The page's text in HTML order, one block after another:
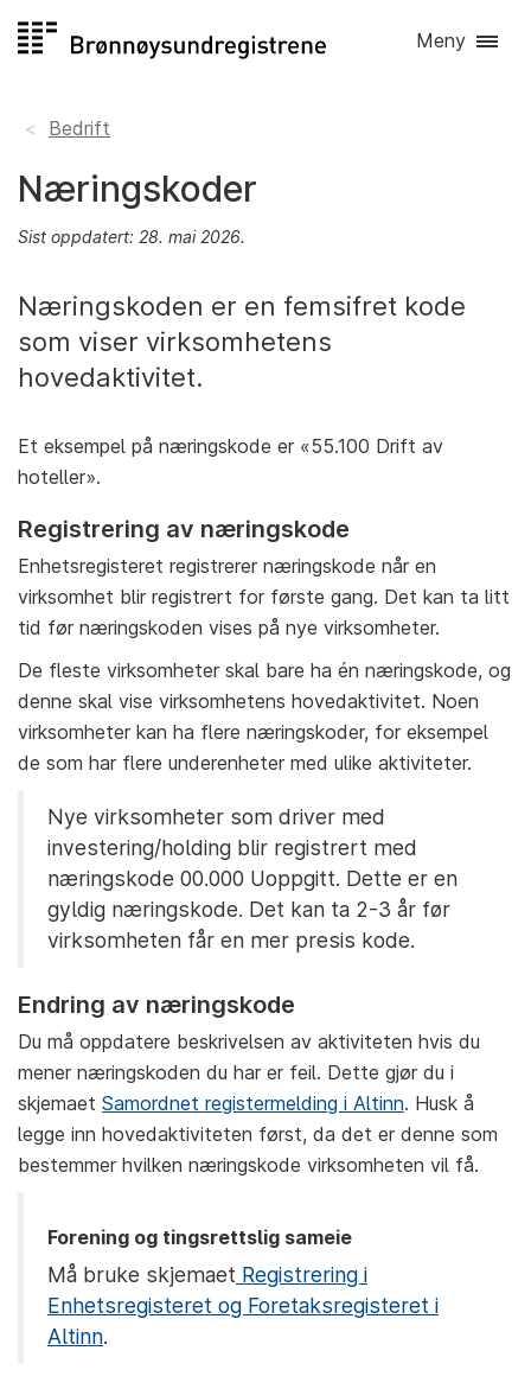
til
Meny
Bedrift
Næringskoder
Sist oppdatert: 28. mai 2026.
Næringskoden er en femsifret kode
som viser virksomhetens
hovedaktivitet.
Et eksempel på næringskode er «55.100 Drift av
hoteller».
Registrering av næringskode
Enhetsregisteret registrerer næringskode når en
virksomhet blir registrert for første gang. Det kan ta litt
tid før næringskoden vises på nye virksomheter.
De fleste virksomheter skal bare ha én næringskode, og
denne skal vise virksomhetens hovedaktivitet. Noen
virksomheter kan ha flere næringskoder, for eksempel
de som har flere underenheter med ulike aktiviteter.
Nye virksomheter som driver med
investering/holding blir registrert med
næringskode 00.000 Uoppgitt. Dette er en
gyldig næringskode. Det kan ta 2-3 år før
virksomheten får en mer presis kode.
Endring av næringskode
Du må oppdatere beskrivelsen av aktiviteten hvis du
mener næringskoden du har er feil. Dette gjør du i
skjemaet Samordnet registermelding i Altinn. Husk å
legge inn hovedaktiviteten først, da det er denne som
bestemmer hvilken næringskode virksomheten vil få.
Forening og tingsrettslig sameie
Må bruke skjemaet Registrering i
Enhetsregisteret og Foretaksregisteret i
Altinn.